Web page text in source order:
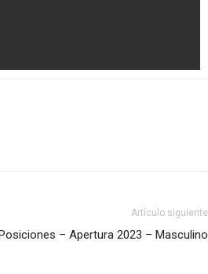
Artículo siguiente
– Apertura 2023 – Masculino